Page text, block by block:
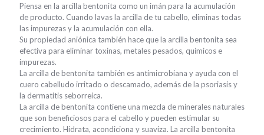
Piensa en la arcilla bentonita como un imán para la acumulación
de producto. Cuando lavas la arcilla de tu cabello, eliminas todas
las impurezas y la acumulación con ella.
Su propiedad aniónica también hace que la arcilla bentonita sea
efectiva para eliminar toxinas, metales pesados, químicos e
impurezas.
La arcilla de bentonita también es antimicrobiana y ayuda con el
cuero cabelludo irritado o descamado, además de la psoriasis y
la dermatitis seborreica.
La arcilla de bentonita contiene una mezcla de minerales naturales
que son beneficiosos para el cabello y pueden estimular su
crecimiento. Hidrata, acondiciona y suaviza. La arcilla bentonita